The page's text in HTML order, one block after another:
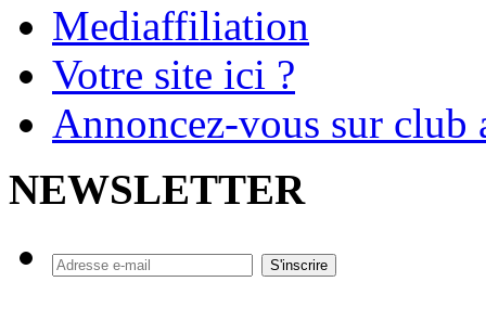
Mediaffiliation
Votre site ici ?
Annoncez-vous sur
NEWSLETTER